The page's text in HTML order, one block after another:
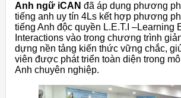
Anh ngữ iCAN đã áp dụng phương
tiếng anh uy tín 4Ls kết hợp phương
tiếng Anh độc quyền L.E.T.I –Learning
Interactions vào trong chương trình
dựng nền tảng kiến thức vững chắc,
viên được phát triển toàn diện trong
Anh chuyên nghiệp.